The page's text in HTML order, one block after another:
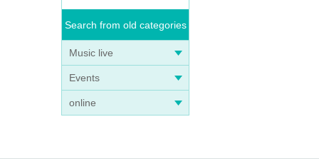
Search from old categories
Music live
Events
online